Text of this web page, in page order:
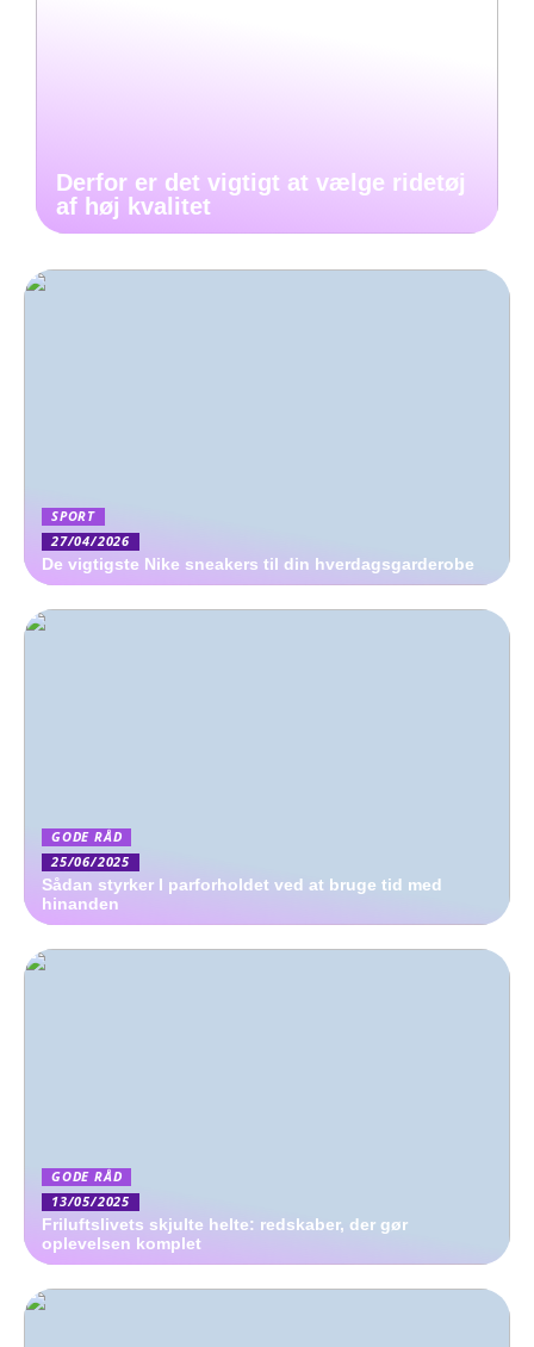
Derfor er det vigtigt at vælge ridetøj
af høj kvalitet
SPORT
27/04/2026
De vigtigste Nike sneakers til din hverdagsgarderobe
GODE RÅD
25/06/2025
Sådan styrker I parforholdet ved at bruge tid med
hinanden
GODE RÅD
13/05/2025
Friluftslivets skjulte helte: redskaber, der gør
oplevelsen komplet